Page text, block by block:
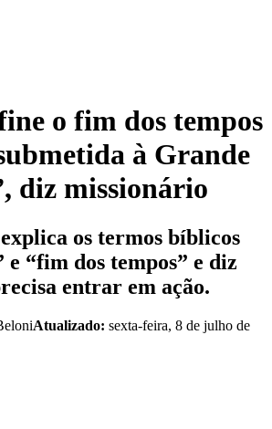
o fim dos tempos
à Grande
diz missionário
os termos bíblicos
e “fim dos tempos” e diz
entrar em ação.
Atualizado: sexta-feira, 8 de julho de